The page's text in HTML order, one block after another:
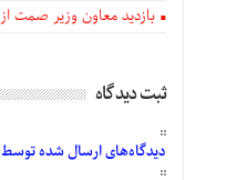
بازدید معاون وزیر صمت
ثبت دیدگاه
دیدگاه‌هایارسالشدهتوسط